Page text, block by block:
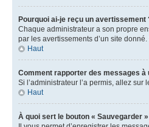
Pourquoi ai-je reçu un avertissement
Chaque administrateur a son propre
par les avertissements d’un site
Haut
Comment rapporter des messages à
Si l’administrateur l’a permis, allez
Haut
À quoi sert le bouton « Sauvegarder